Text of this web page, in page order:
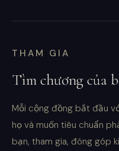
THAM GIA
Tìm chương của
Mỗi cộng đồng bắt đầu
họ và muốn tiêu chuẩn
bạn, tham gia, đóng góp